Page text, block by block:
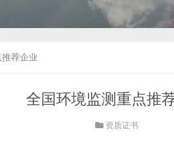
荐企业
全国环境监测重点推
资质证书